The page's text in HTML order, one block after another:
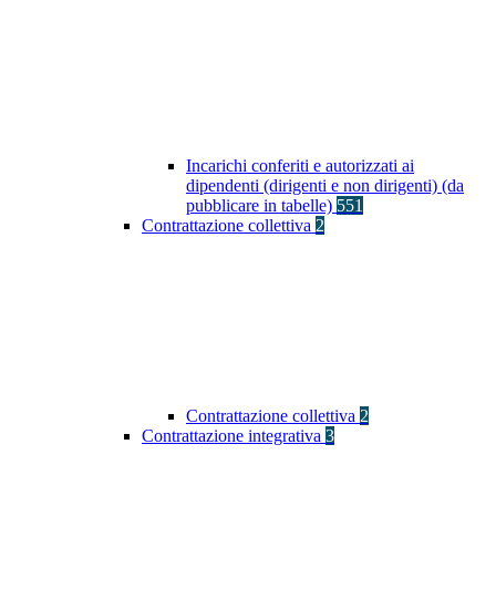
Incarichi conferiti e autorizzati ai
dipendenti (dirigenti e non dirigenti) (da
pubblicare in tabelle) 551
Contrattazione collettiva 2
Contrattazione collettiva 2
Contrattazione integrativa 3